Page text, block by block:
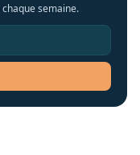
semaine.